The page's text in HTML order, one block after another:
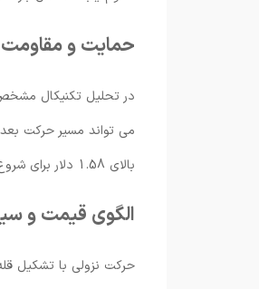
حمایت و
بالای 1.58 دلار برای شروع روند برگشتی ضروری است.
الگوی قیمت و
حرکت نزولی با تشکیل